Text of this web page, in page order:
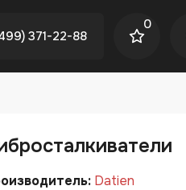
371-22-88
0
Datien